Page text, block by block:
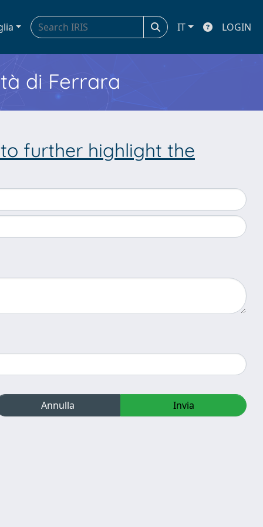
IT LOGIN
di Ferrara
further highlight the
Annulla Invia